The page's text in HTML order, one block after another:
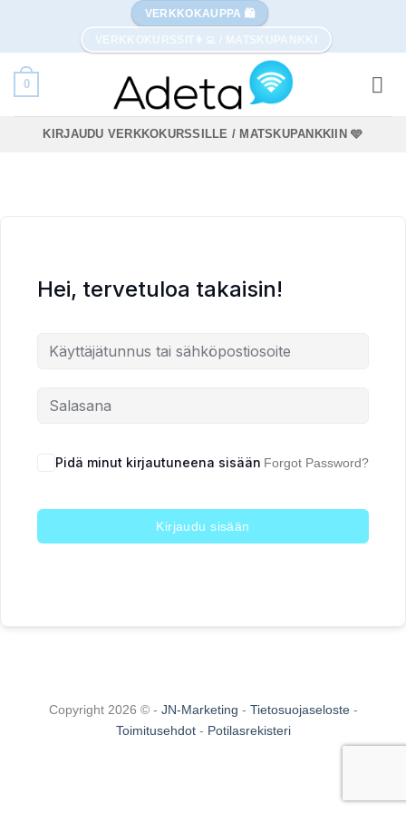
content
VERKKOKAUPPA 🛍️
0
KIRJAUDU VERKKOKURSSILLE / MATSKUPANKKIIN 🩵
Hei, tervetuloa takaisin!
Pidä minut kirjautuneena sisään Forgot Password?
Kirjaudu sisään
Copyright 2026 © - JN-Marketing - Tietosuojaseloste -
Toimitusehdot - Potilasrekisteri